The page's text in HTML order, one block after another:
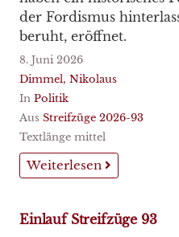
der Fordismus
beruht, eröffnet.
8. Juni 2026
Dimmel, Nikolaus
In Politik
Aus Streifzüge 2026-93
Textlänge mittel
Weiterlesen
Einlauf Streifzüge 93